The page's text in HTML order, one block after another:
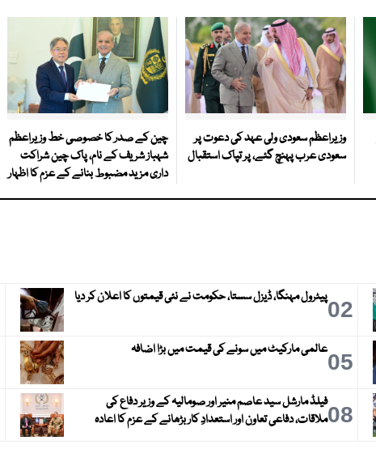
وزیراعظم سعودی ولی عہد کی دعوت پر
سعودی عرب پہنچ گئے، پر تپاک استقبال
چین کے صدر کا خصوصی خط وزیراعظم
شہباز شریف کے نام، پاک چین شراکت
داری مزید مضبوط بنانے کے عزم کا اظہار
02پیٹرول مہنگا، ڈیزل سستا، حکومت نے نئی قیمتوں کا اعلان کر دیا
05عالمی مارکیٹ میں سونے کی قیمت میں بڑا اضافہ
08فیلڈ مارشل سید عاصم منیر اور صومالیہ کے وزیر دفاع کی
ملاقات، دفاعی تعاون اور استعدادِ کار بڑھانے کے عزم کا اعادہ